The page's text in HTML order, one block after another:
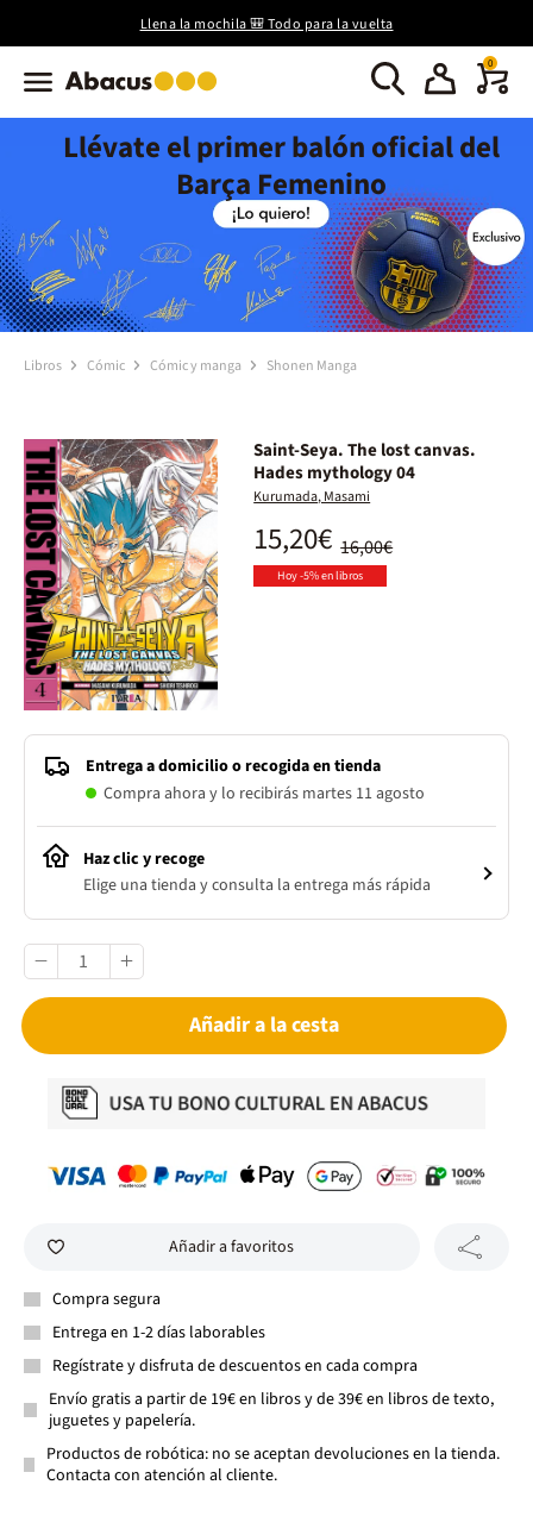
Llena la mochila 🎒 Todo para la vuelta
0
Llévate el primer balón oficial del
Barça Femenino
Libros Cómic Cómic y manga Shonen Manga
Saint-Seya. The lost canvas.
Hades mythology 04
Kurumada, Masami
16,00€
15,20€
Hoy -5% en libros
Entrega a domicilio o recogida en tienda
Compra ahora y lo recibirás martes 11 agosto
Haz clic y recoge
Elige una tienda y consulta la entrega más rápida
Añadir a la cesta
Añadir a favoritos
Compra segura
Entrega en 1-2 días laborables
Regístrate y disfruta de descuentos en cada compra
Envío gratis a partir de 19€ en libros y de 39€ en libros de texto,
juguetes y papelería.
Productos de robótica: no se aceptan devoluciones en la tienda.
Contacta con atención al cliente.